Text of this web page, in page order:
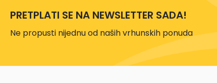
PRETPLATI SE NA NEWSLETTER SADA!
Ne propusti nijednu od naših vrhunskih ponuda